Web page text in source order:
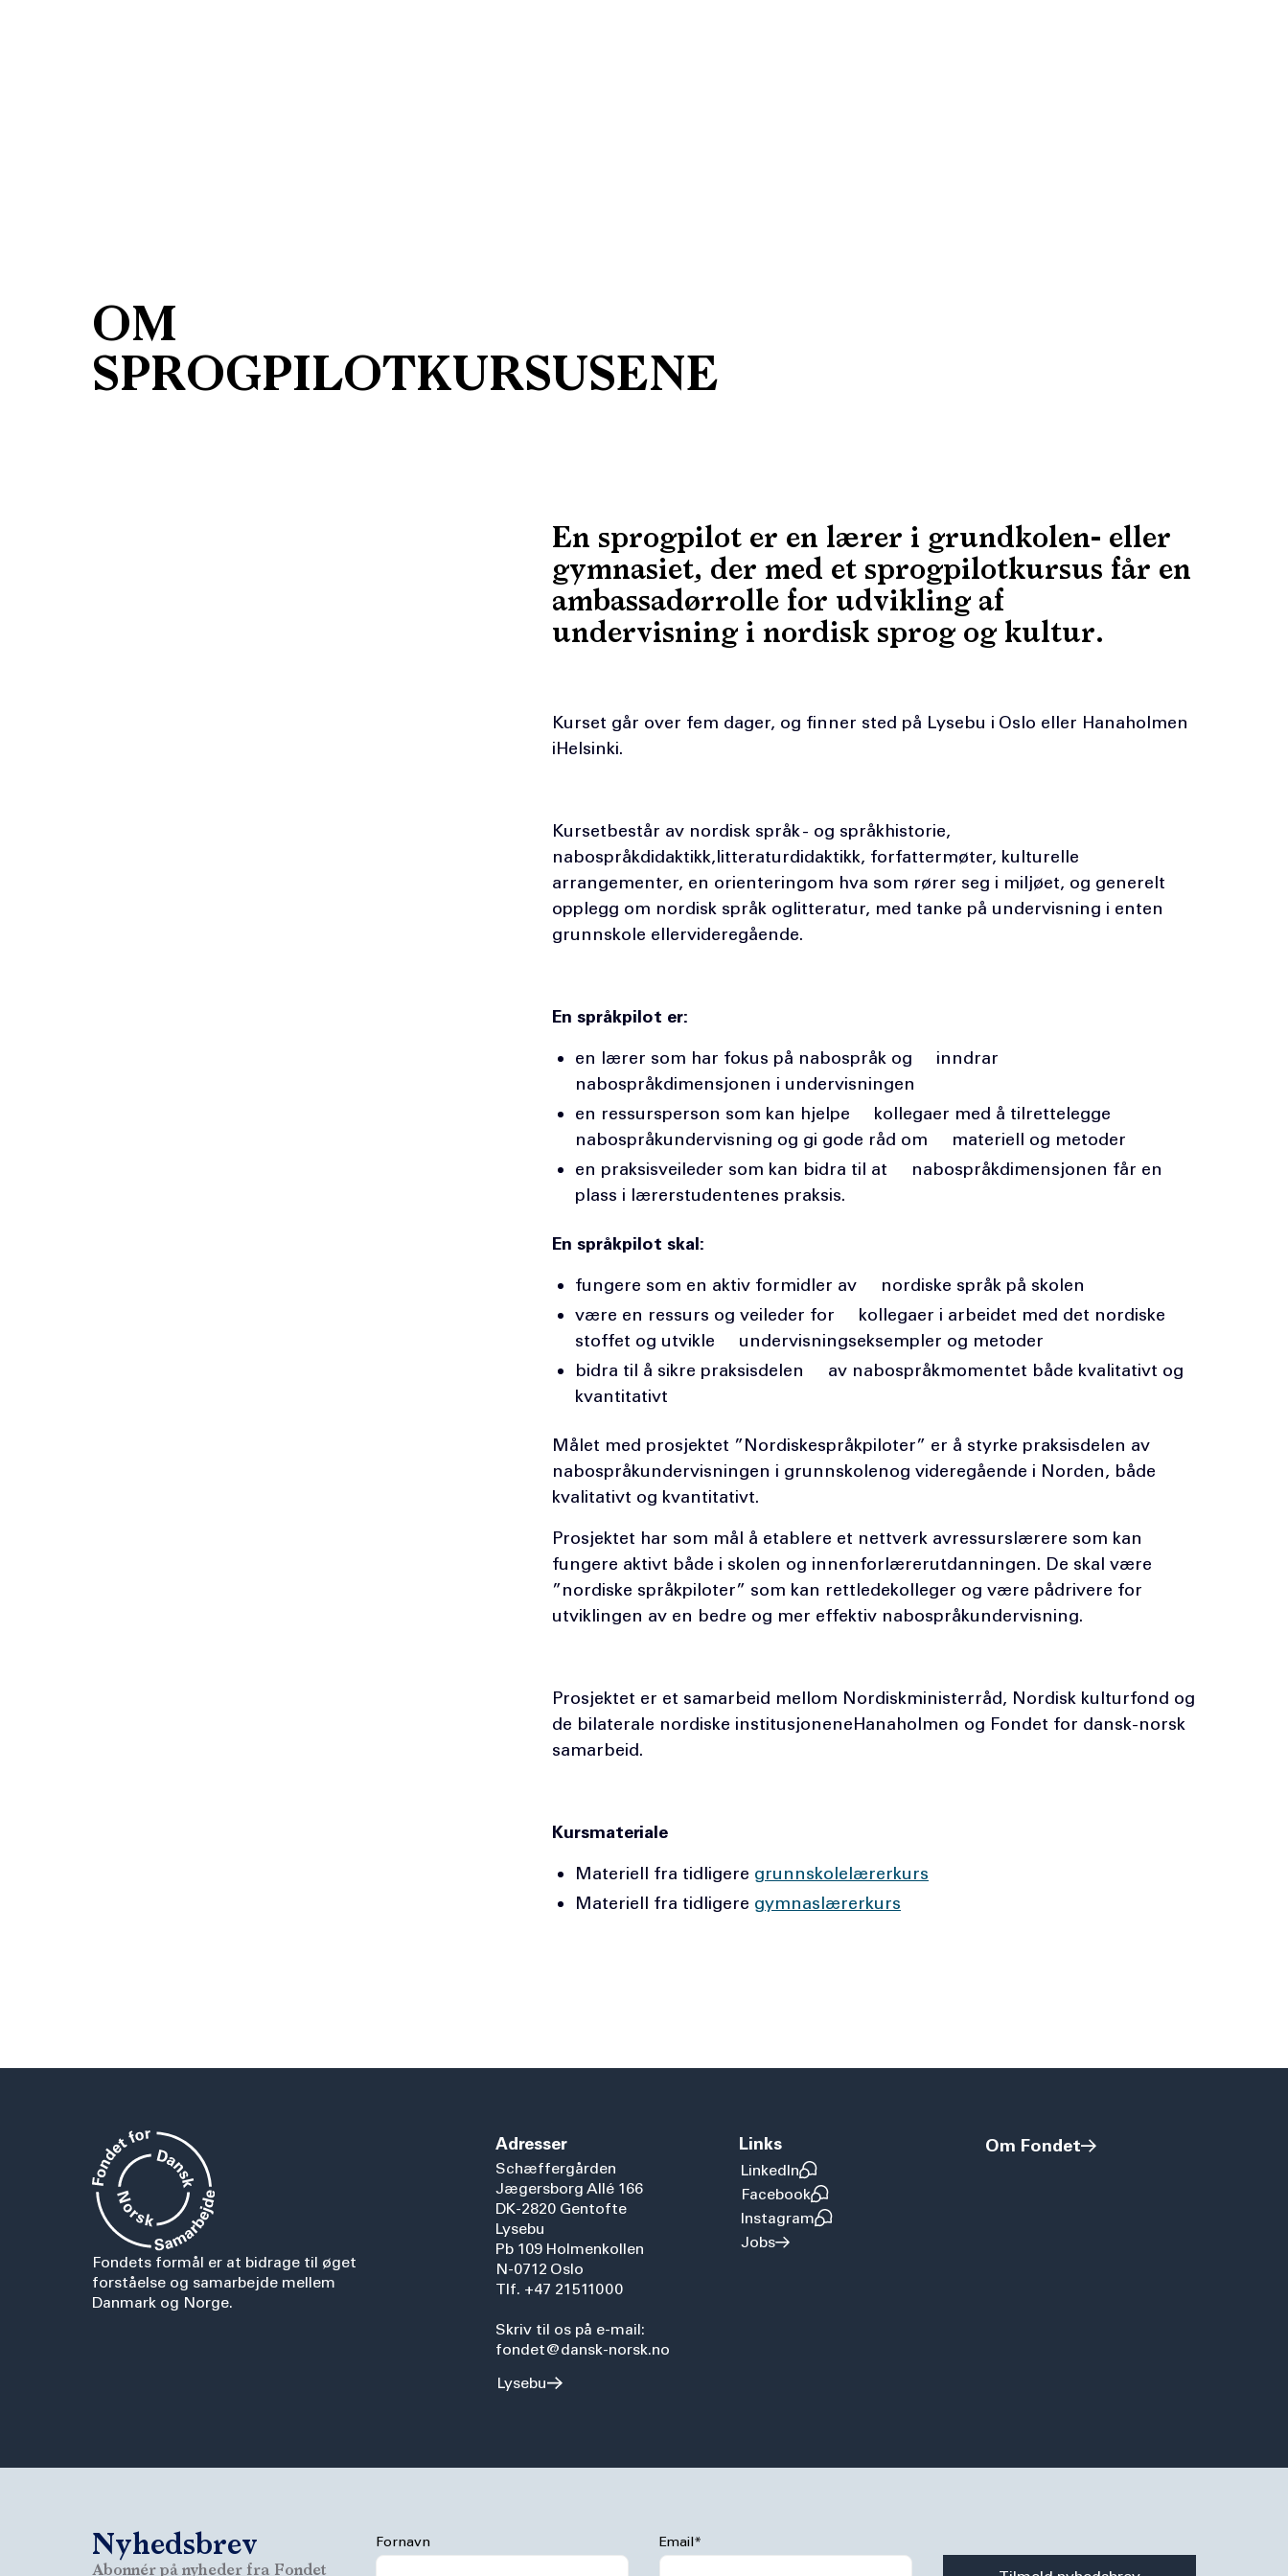
OM
SPROGPILOTKURSUSENE
En sprogpilot er en lærer i grundkolen- eller
gymnasiet, der med et sprogpilotkursus får en
ambassadørrolle for udvikling af
undervisning i nordisk sprog og kultur.
Kurset går over fem dager, og finner sted på Lysebu i Oslo eller Hanaholmen
iHelsinki.
Kursetbestår av nordisk språk - og språkhistorie,
nabospråkdidaktikk,litteraturdidaktikk, forfattermøter, kulturelle
arrangementer, en orienteringom hva som rører seg i miljøet, og generelt
opplegg om nordisk språk oglitteratur, med tanke på undervisning i enten
grunnskole ellervideregående.
En språkpilot er:
en lærer som har fokus på nabospråk og inndrar
nabospråkdimensjonen i undervisningen
en ressursperson som kan hjelpe kollegaer med å tilrettelegge
nabospråkundervisning og gi gode råd om materiell og metoder
en praksisveileder som kan bidra til at nabospråkdimensjonen får en
plass i lærerstudentenes praksis.
En språkpilot skal:
fungere som en aktiv formidler av nordiske språk på skolen
være en ressurs og veileder for kollegaer i arbeidet med det nordiske
stoffet og utvikle undervisningseksempler og metoder
bidra til å sikre praksisdelen av nabospråkmomentet både kvalitativt og
kvantitativt
Målet med prosjektet ”Nordiskespråkpiloter” er å styrke praksisdelen av
nabospråkundervisningen i grunnskolenog videregående i Norden, både
kvalitativt og kvantitativt.
Prosjektet har som mål å etablere et nettverk avressurslærere som kan
fungere aktivt både i skolen og innenforlærerutdanningen. De skal være
”nordiske språkpiloter” som kan rettledekolleger og være pådrivere for
utviklingen av en bedre og mer effektiv nabospråkundervisning.
Prosjektet er et samarbeid mellom Nordiskministerråd, Nordisk kulturfond og
de bilaterale nordiske institusjoneneHanaholmen og Fondet for dansk-norsk
samarbeid.
Kursmateriale
Materiell fra tidligere grunnskolelærerkurs
Materiell fra tidligere gymnaslærerkurs
Fondets formål er at bidrage til øget
forståelse og samarbejde mellem
Danmark og Norge.
Adresser
Schæffergården
Jægersborg Allé 166
DK-2820 Gentofte
Lysebu
Pb 109 Holmenkollen
N-0712 Oslo
Tlf. +47 21511000
Skriv til os på e-mail:
fondet@dansk-norsk.no
Lysebu
Links
LinkedIn
Facebook
Instagram
Jobs
Om Fondet
Nyhedsbrev
Abonnér på nyheder fra Fondet
Fornavn Email*